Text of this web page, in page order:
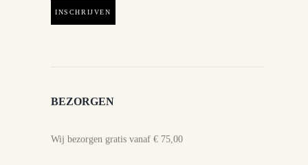
BEZORGEN
Wij bezorgen gratis vanaf € 75,00